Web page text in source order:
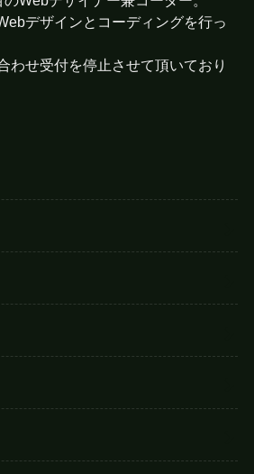
デザインとコーディングを行っ
わせ受付を停止させて頂いており